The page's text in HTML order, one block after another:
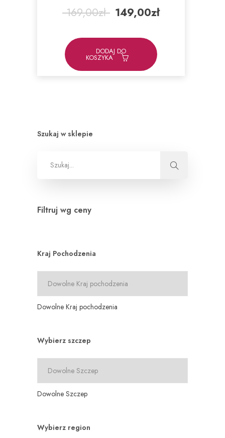
169,00zł Pierwotna
wynosiła:
169,00zł.
149,00złAktualna
DODAJ DO
KOSZYKA
Szukaj w sklepie
Filtruj wg ceny
Kraj Pochodzenia
Dowolne Kraj pochodzenia
Wybierz szczep
Dowolne Szczep
Wybierz region